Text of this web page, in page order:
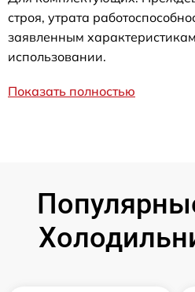
строя, утрата
заявленным
использовании.
Показать полностью